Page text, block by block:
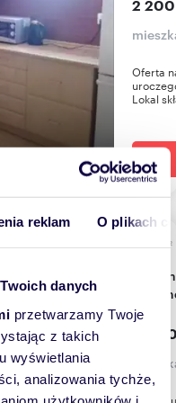
reklam O plikach
danych
przetwarzamy Twoje
z takich
wyświetlania
analizowania tychże,
2
Oferta
Lokal
2
4